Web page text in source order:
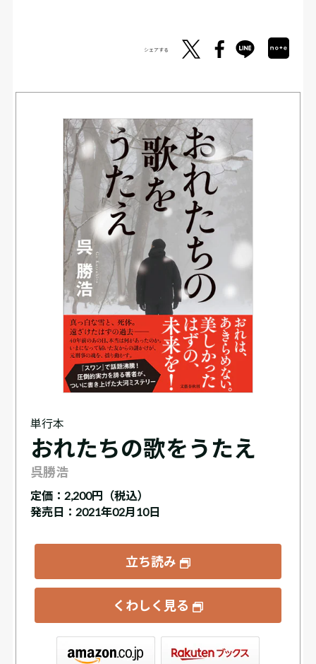
シェアする
単行本
おれたちの歌をうたえ
呉勝浩
定価： 2,200円（税込）
発売日：2021年02月10日
立ち読み
くわしく見る